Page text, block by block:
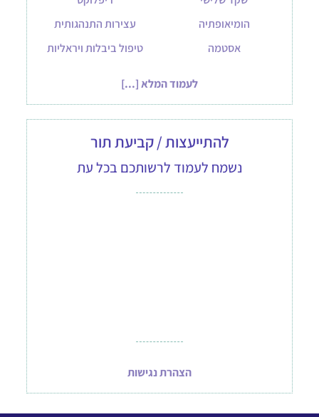
הומיאופתיה
עצירות התנהגותית
אסטמה
טיפול ביבלות ויראליות
לעמוד המלא [...]
להתייעצות / קביעת תור
נשמח לעמוד לרשותכם בכל עת
הצהרת נגישות